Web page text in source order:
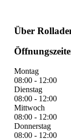
Über
Montag
08:00 - 12:00
Dienstag
08:00 - 12:00
Mittwoch
08:00 - 12:00
Donnerstag
08:00 - 12:00